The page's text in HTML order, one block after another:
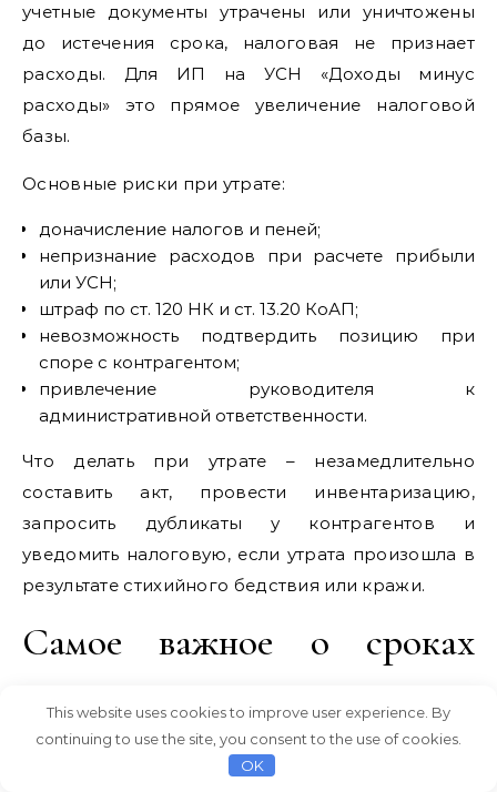
учетные документы утрачены или уничтожены
до истечения срока, налоговая не признает
расходы. Для ИП на УСН «Доходы минус
расходы» это прямое увеличение налоговой
базы.
Основные риски при утрате:
доначисление налогов и пеней;
непризнание расходов при расчете прибыли
или УСН;
штраф по ст. 120 НК и ст. 13.20 КоАП;
невозможность подтвердить позицию при
споре с контрагентом;
привлечение руководителя к
административной ответственности.
Что делать при утрате – незамедлительно
составить акт, провести инвентаризацию,
запросить дубликаты у контрагентов и
уведомить налоговую, если утрата произошла в
результате стихийного бедствия или кражи.
Самое важное о сроках
Соблюдение сроков хранения бухгалтерских
документов – обязанность каждой организации
This website uses cookies to improve user experience. By
continuing to use the site, you consent to the use of cookies.
OK